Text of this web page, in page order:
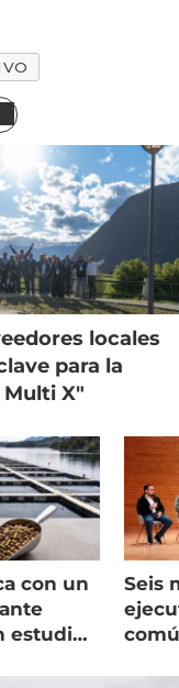
locales
para la
X"
con un
estudio
Seis